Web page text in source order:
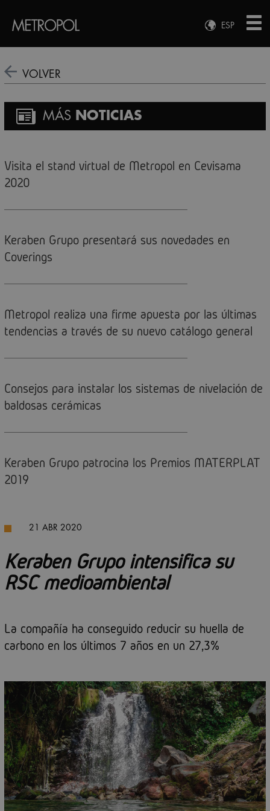
ESP
ENG
VOLVER
MÁS NOTICIAS
Visita el stand virtual de Metropol en Cevisama
2020
Keraben Grupo presentará sus novedades en
Coverings
Metropol realiza una firme apuesta por las últimas
tendencias a través de su nuevo catálogo general
Consejos para instalar los sistemas de nivelación de
baldosas cerámicas
Keraben Grupo patrocina los Premios MATERPLAT
2019
21 ABR 2020
Keraben Grupo intensifica su
RSC medioambiental
La compañía ha conseguido reducir su huella de
carbono en los últimos 7 años en un 27,3%